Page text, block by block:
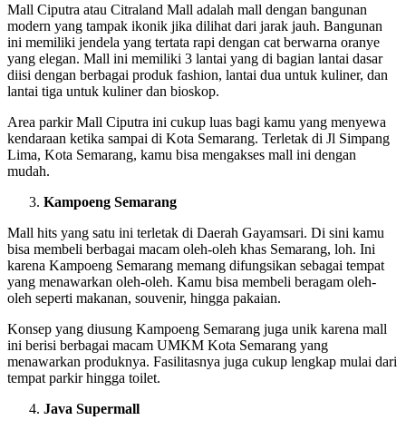
Mall Ciputra atau Citraland Mall adalah mall dengan bangunan
modern yang tampak ikonik jika dilihat dari jarak jauh. Bangunan
ini memiliki jendela yang tertata rapi dengan cat berwarna oranye
yang elegan. Mall ini memiliki 3 lantai yang di bagian lantai dasar
diisi dengan berbagai produk fashion, lantai dua untuk kuliner, dan
lantai tiga untuk kuliner dan bioskop.
Area parkir Mall Ciputra ini cukup luas bagi kamu yang menyewa
kendaraan ketika sampai di Kota Semarang. Terletak di Jl Simpang
Lima, Kota Semarang, kamu bisa mengakses mall ini dengan
mudah.
Kampoeng Semarang
Mall hits yang satu ini terletak di Daerah Gayamsari. Di sini kamu
bisa membeli berbagai macam oleh-oleh khas Semarang, loh. Ini
karena Kampoeng Semarang memang difungsikan sebagai tempat
yang menawarkan oleh-oleh. Kamu bisa membeli beragam oleh-
oleh seperti makanan, souvenir, hingga pakaian.
Konsep yang diusung Kampoeng Semarang juga unik karena mall
ini berisi berbagai macam UMKM Kota Semarang yang
menawarkan produknya. Fasilitasnya juga cukup lengkap mulai dari
tempat parkir hingga toilet.
Java Supermall